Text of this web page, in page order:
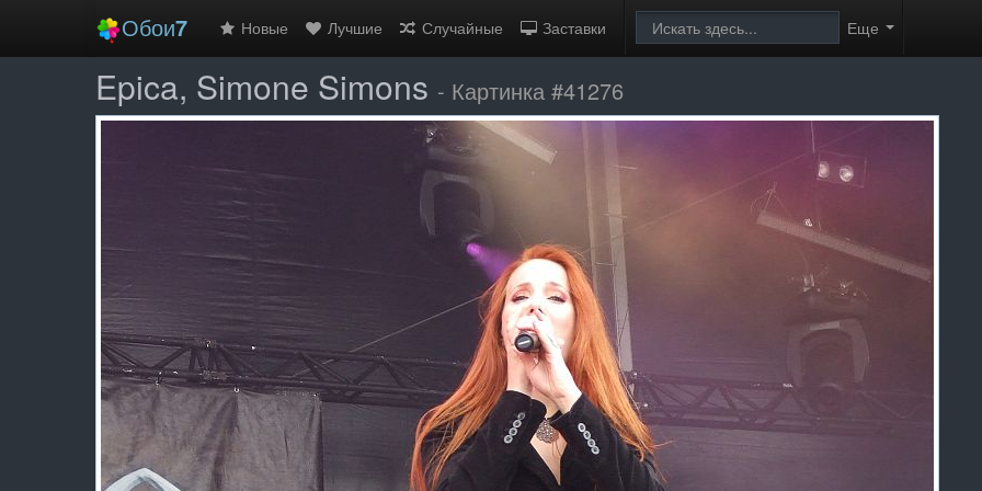
Обои7 Новые Лучшие Случайные Заставки Еще
Epica, Simone Simons - Картинка #41276